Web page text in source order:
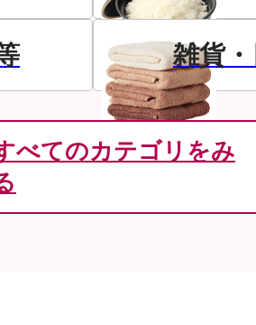
雑貨
べてのカテゴリをみ